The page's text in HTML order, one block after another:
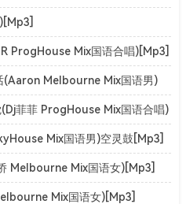
ProgHouse Mix国语合唱)[Mp3]
(Aaron Melbourne Mix国语男)
菲菲 ProgHouse Mix国语合唱)
Mix国语男)空灵鼓[Mp3]
Melbourne Mix国语女)[Mp3]
Mix国语女)[Mp3]